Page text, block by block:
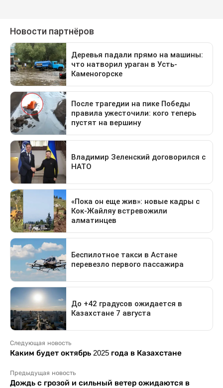
Следующая новость
Каким будет октябрь 2025 года в Казахстане
Предыдущая новость
Дождь с грозой и сильный ветер ожидаются в